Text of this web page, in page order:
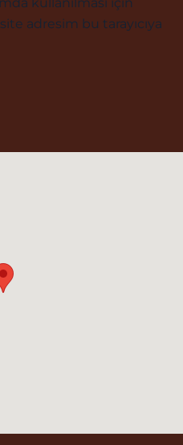
adresim bu tarayıcıya